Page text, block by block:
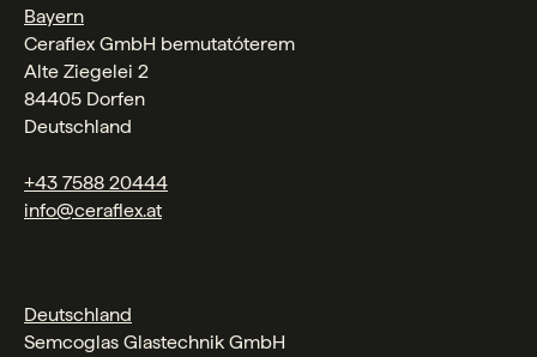
Bayern
Ceraflex GmbH bemutatóterem
Alte Ziegelei 2
84405 Dorfen
Deutschland
+43 7588 20444
info@ceraflex.at
Deutschland
Semcoglas Glastechnik GmbH